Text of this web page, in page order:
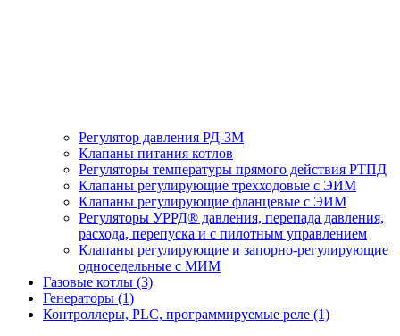
Регулятор давления РД-3М
Клапаны питания котлов
Регуляторы температуры прямого действия РТПД
Клапаны регулирующие трехходовые с ЭИМ
Клапаны регулирующие фланцевые с ЭИМ
Регуляторы УРРД® давления, перепада давления,
расхода, перепуска и с пилотным управлением
Клапаны регулирующие и запорно-регулирующие
односедельные с МИМ
Газовые котлы (3)
Генераторы (1)
Контроллеры, PLС, программируемые реле (1)